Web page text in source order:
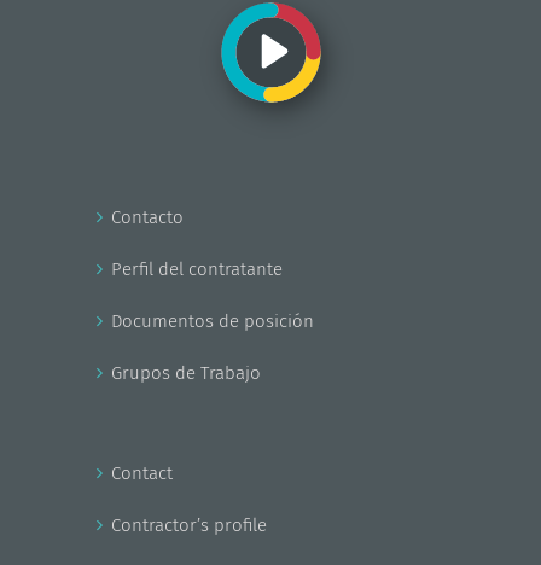
Contacto
Perfil del contratante
Documentos de posición
Grupos de Trabajo
Contact
Contractor’s profile